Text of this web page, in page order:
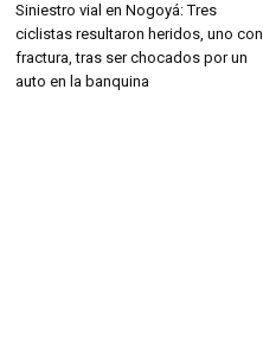
Siniestro vial en Nogoyá: Tres
ciclistas resultaron heridos, uno con
fractura, tras ser chocados por un
auto en la banquina